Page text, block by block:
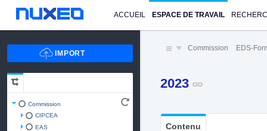
ACCUEIL ESPACE DE TRAVAIL
Commission
CIPCEA
EAS
Commission EDS-
2023
Contenu